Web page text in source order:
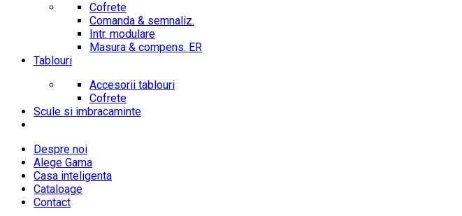
Cofrete
Comanda & semnaliz.
Intr. modulare
Masura & compens. ER
Tablouri
Accesorii tablouri
Cofrete
Scule si imbracaminte
Despre noi
Alege Gama
Casa inteligenta
Cataloage
Contact